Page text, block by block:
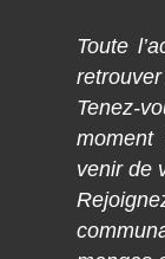
Toute
Tenez-
venir de